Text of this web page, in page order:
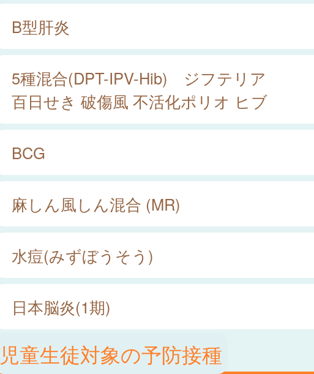
B型肝炎
5種混合(DPT-IPV-Hib) ジフテリア
百日せき 破傷風 不活化ポリオ ヒブ
BCG
麻しん風しん混合 (MR)
水痘(みずぼうそう)
日本脳炎(1期)
児童生徒対象の予防接種